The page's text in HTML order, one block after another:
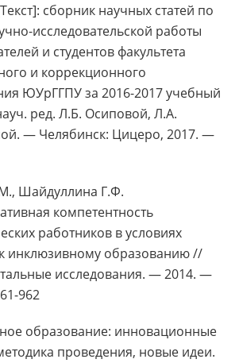
сборник научных статей по
исследовательской работы
и студентов факультета
и коррекционного
ЮУрГГПУ за 2016-2017 учебный
ред. Л.Б. Осиповой, Л.А.
— Челябинск: Цицеро, 2017. —
Шайдуллина Г.Ф.
компетентность
работников в условиях
инклюзивному образованию //
исследования. — 2014. —
962
образование: инновационные
проведения, новые идеи.